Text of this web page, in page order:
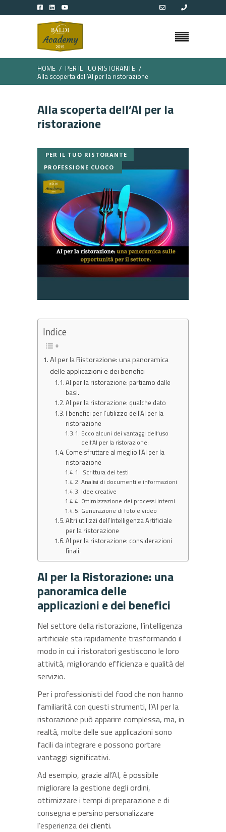
HOME
PER IL TUO RISTORANTE
Alla scoperta dell’AI per la ristorazione
Alla scoperta dell’AI per la
ristorazione
PER IL TUO RISTORANTE
PROFESSIONE CUOCO
Indice
AI per la Ristorazione: una panoramica
delle applicazioni e dei benefici
AI per la ristorazione: partiamo dalle
basi.
AI per la ristorazione: qualche dato
I benefici per l’utilizzo dell’AI per la
ristorazione
Ecco alcuni dei vantaggi dell’uso
dell’AI per la ristorazione:
Come sfruttare al meglio l’AI per la
ristorazione
Scrittura dei testi
Analisi di documenti e informazioni
Idee creative
Ottimizzazione dei processi interni
Generazione di foto e video
Altri utilizzi dell’Intelligenza Artificiale
per la ristorazione
AI per la ristorazione: considerazioni
finali.
AI per la Ristorazione: una
panoramica delle
applicazioni e dei benefici
Nel settore della ristorazione, l’intelligenza
artificiale sta rapidamente trasformando il
modo in cui i ristoratori gestiscono le loro
attività, migliorando efficienza e qualità del
servizio.
Per i professionisti del food che non hanno
familiarità con questi strumenti, l’AI per la
ristorazione può apparire complessa, ma, in
realtà, molte delle sue applicazioni sono
facili da integrare e possono portare
vantaggi significativi.
Ad esempio, grazie all’AI, è possibile
migliorare la gestione degli ordini,
ottimizzare i tempi di preparazione e di
consegna e persino personalizzare
l’esperienza dei clienti.